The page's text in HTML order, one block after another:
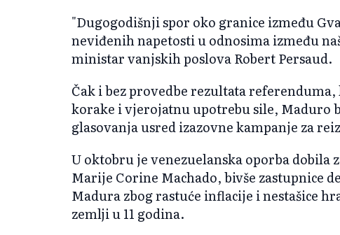
"Dugogodišnji spor oko granice između
neviđenih napetosti u odnosima između
ministar vanjskih poslova Robert Persaud.
Čak i bez provedbe rezultata
korake i vjerojatnu upotrebu sile,
glasovanja usred izazovne kampanje za
U oktobru je venezuelanska oporba dobila
Marije Corine Machado, bivše zastupnice
Madura zbog rastuće inflacije i nestašice
zemlji u 11 godina.